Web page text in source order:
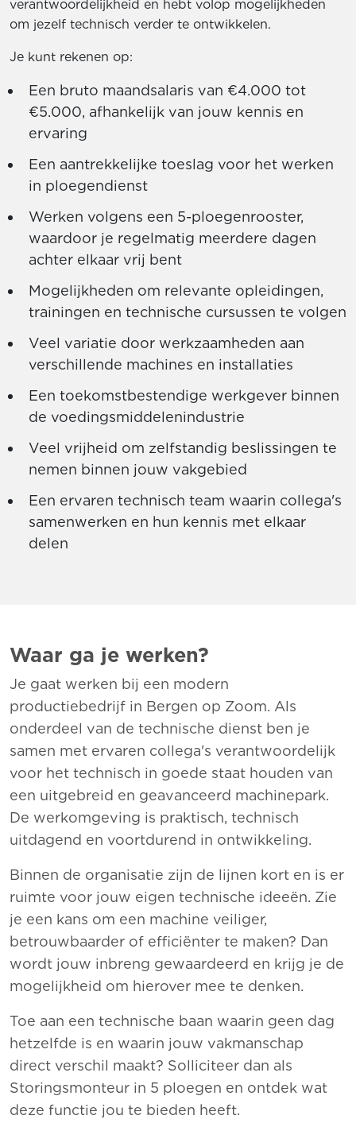
verantwoordelijkheid en hebt volop mogelijkheden
om jezelf technisch verder te ontwikkelen.
Je kunt rekenen op:
Een bruto maandsalaris van €4.000 tot
€5.000, afhankelijk van jouw kennis en
ervaring
Een aantrekkelijke toeslag voor het werken
in ploegendienst
Werken volgens een 5-ploegenrooster,
waardoor je regelmatig meerdere dagen
achter elkaar vrij bent
Mogelijkheden om relevante opleidingen,
trainingen en technische cursussen te volgen
Veel variatie door werkzaamheden aan
verschillende machines en installaties
Een toekomstbestendige werkgever binnen
de voedingsmiddelenindustrie
Veel vrijheid om zelfstandig beslissingen te
nemen binnen jouw vakgebied
Een ervaren technisch team waarin collega's
samenwerken en hun kennis met elkaar
delen
Waar ga je werken?
Je gaat werken bij een modern
productiebedrijf in Bergen op Zoom. Als
onderdeel van de technische dienst ben je
samen met ervaren collega's verantwoordelijk
voor het technisch in goede staat houden van
een uitgebreid en geavanceerd machinepark.
De werkomgeving is praktisch, technisch
uitdagend en voortdurend in ontwikkeling.
Binnen de organisatie zijn de lijnen kort en is er
ruimte voor jouw eigen technische ideeën. Zie
je een kans om een machine veiliger,
betrouwbaarder of efficiënter te maken? Dan
wordt jouw inbreng gewaardeerd en krijg je de
mogelijkheid om hierover mee te denken.
Toe aan een technische baan waarin geen dag
hetzelfde is en waarin jouw vakmanschap
direct verschil maakt? Solliciteer dan als
Storingsmonteur in 5 ploegen en ontdek wat
deze functie jou te bieden heeft.